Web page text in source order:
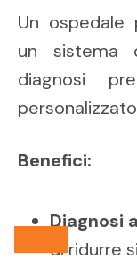
Un ospedale
un sistema
diagnosi
Benefici:
Diagnosi
di ridurre